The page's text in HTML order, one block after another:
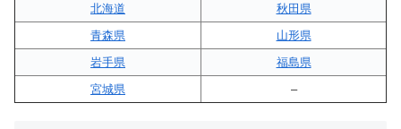
北海道
秋田県
青森県
山形県
岩手県
福島県
宮城県
–